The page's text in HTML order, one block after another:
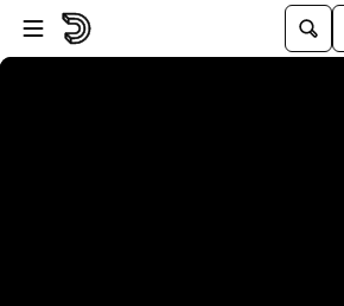
Pular para o player
Ir para o conteúdo principal